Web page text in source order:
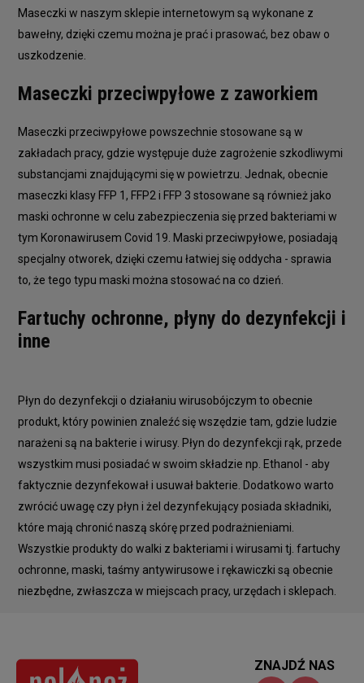
Maseczki w naszym sklepie internetowym są wykonane z
bawełny, dzięki czemu można je prać i prasować, bez obaw o
uszkodzenie.
Maseczki przeciwpyłowe z zaworkiem
Maseczki przeciwpyłowe powszechnie stosowane są w
zakładach pracy, gdzie występuje duże zagrożenie szkodliwymi
substancjami znajdującymi się w powietrzu. Jednak, obecnie
maseczki klasy FFP 1, FFP2 i FFP 3 stosowane są również jako
maski ochronne w celu zabezpieczenia się przed bakteriami w
tym Koronawirusem Covid 19. Maski przeciwpyłowe, posiadają
specjalny otworek, dzięki czemu łatwiej się oddycha - sprawia
to, że tego typu maski można stosować na co dzień.
Fartuchy ochronne, płyny do dezynfekcji i
inne
Płyn do dezynfekcji o działaniu wirusobójczym to obecnie
produkt, który powinien znaleźć się wszędzie tam, gdzie ludzie
narażeni są na bakterie i wirusy. Płyn do dezynfekcji rąk, przede
wszystkim musi posiadać w swoim składzie np. Ethanol - aby
faktycznie dezynfekował i usuwał bakterie. Dodatkowo warto
zwrócić uwagę czy płyn i żel dezynfekujący posiada składniki,
które mają chronić naszą skórę przed podrażnieniami.
Wszystkie produkty do walki z bakteriami i wirusami tj. fartuchy
ochronne, maski, taśmy antywirusowe i rękawiczki są obecnie
niezbędne, zwłaszcza w miejscach pracy, urzędach i sklepach.
ZNAJDŹ NAS